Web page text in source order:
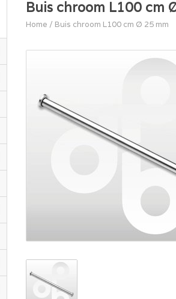
Buis chroom L100 cm
Home / Buis chroom L100 cm Ø 25 mm